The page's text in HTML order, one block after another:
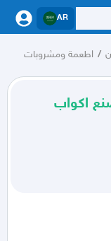
AR
/ اطعمة ومشروبات
اكواب